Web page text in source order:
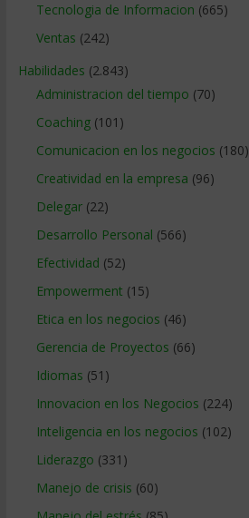
Tecnologia de Informacion (665)
Ventas (242)
Habilidades (2.843)
Administracion del tiempo (70)
Coaching(101)
Comunicacion en los negocios (180)
Creatividad en la empresa (96)
Delegar(22)
Desarrollo Personal (566)
Efectividad (52)
Empowerment (15)
Etica en los negocios (46)
Gerencia de Proyectos (66)
Idiomas (51)
Innovacion en los Negocios (224)
Inteligencia en los negocios (102)
Liderazgo (331)
Manejo de crisis (60)